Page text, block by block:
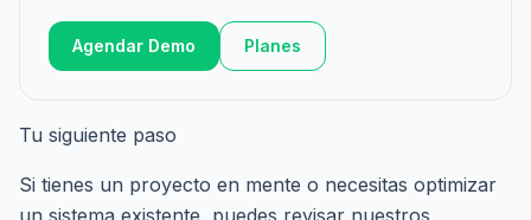
Agendar Demo Planes
Tu siguiente paso
Si tienes un proyecto en mente o necesitas optimizar
un sistema existente, puedes revisar nuestros